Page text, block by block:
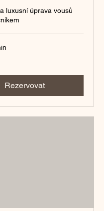
luxusní úprava vousů
Rezervovat